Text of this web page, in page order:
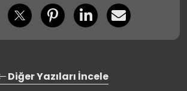
Diğer Yazıları İncele